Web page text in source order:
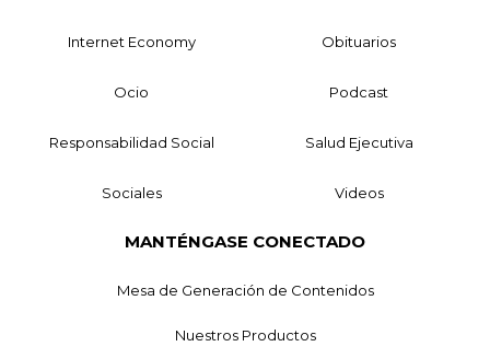
Internet Economy Obituarios
Ocio Podcast
Responsabilidad Social Salud Ejecutiva
Sociales Videos
MANTÉNGASE CONECTADO
Mesa de Generación de Contenidos
Nuestros Productos